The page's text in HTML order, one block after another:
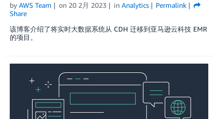
by AWS Team on 20 2月 2023 in Analytics
Permalink
Share
该博客介绍了将实时大数据系统从 CDH 迁移到亚马逊云科技 EMR
的项目。